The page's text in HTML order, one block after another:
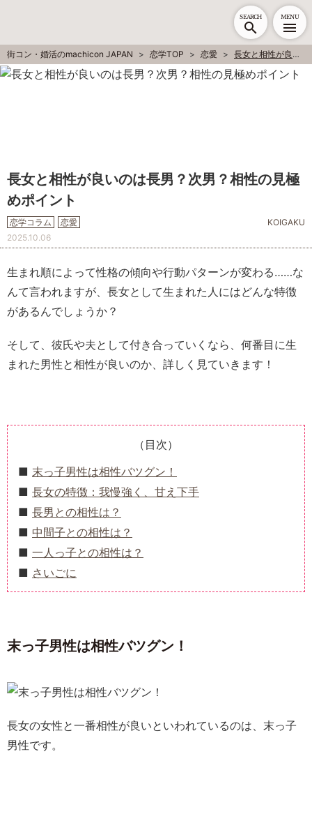
SEARCH MENU
街コン・婚活のmachicon JAPAN 恋学TOP 恋愛 長女と相性が良いのは長男？次男？相性の見極めポイント
長女と相性が良いのは長男？次男？相性の見極
めポイント
恋学コラム 恋愛
KOIGAKU
2025.10.06
生まれ順によって性格の傾向や行動パターンが変わる……な
んて言われますが、長女として生まれた人にはどんな特徴
があるんでしょうか？
そして、彼氏や夫として付き合っていくなら、何番目に生
まれた男性と相性が良いのか、詳しく見ていきます！
（目次）
末っ子男性は相性バツグン！
長女の特徴：我慢強く、甘え下手
長男との相性は？
中間子との相性は？
一人っ子との相性は？
さいごに
末っ子男性は相性バツグン！
長女の女性と一番相性が良いといわれているのは、末っ子
男性です。